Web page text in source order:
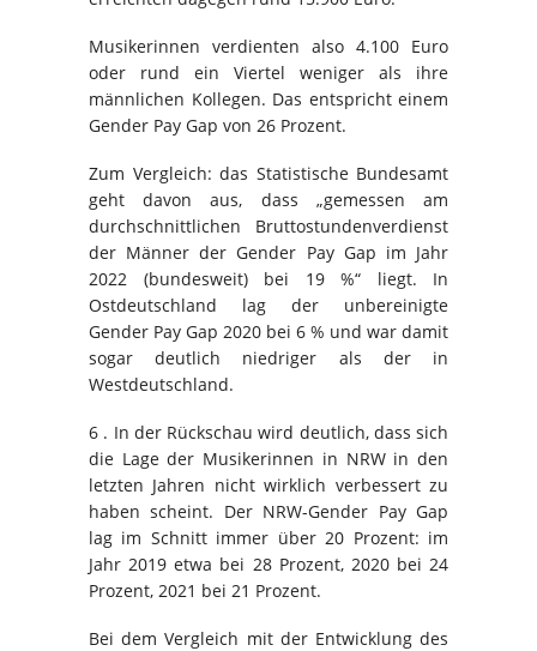
Musikerinnen verdienten also 4.100 Euro
oder rund ein Viertel weniger als ihre
männlichen Kollegen. Das entspricht einem
Gender Pay Gap von 26 Prozent.
Zum Vergleich: das Statistische Bundesamt
geht davon aus, dass „gemessen am
durchschnittlichen Bruttostundenverdienst
der Männer der Gender Pay Gap im Jahr
2022 (bundesweit) bei 19 %“ liegt. In
Ostdeutschland lag der unbereinigte
Gender Pay Gap 2020 bei 6 % und war damit
sogar deutlich niedriger als der in
Westdeutschland.
6 . In der Rückschau wird deutlich, dass sich
die Lage der Musikerinnen in NRW in den
letzten Jahren nicht wirklich verbessert zu
haben scheint. Der NRW-Gender Pay Gap
lag im Schnitt immer über 20 Prozent: im
Jahr 2019 etwa bei 28 Prozent, 2020 bei 24
Prozent, 2021 bei 21 Prozent.
Bei dem Vergleich mit der Entwicklung des